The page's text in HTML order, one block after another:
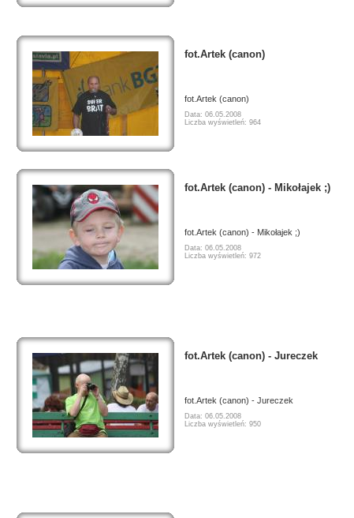
fot.Artek (canon)
fot.Artek (canon)
Data: 06.05.2008
Liczba wyświetleń: 964
fot.Artek (canon) - Mikołajek ;)
fot.Artek (canon) - Mikołajek ;)
Data: 06.05.2008
Liczba wyświetleń: 972
fot.Artek (canon) - Jureczek
fot.Artek (canon) - Jureczek
Data: 06.05.2008
Liczba wyświetleń: 950